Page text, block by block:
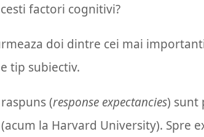
factori cognitivi?
doi dintre cei mai
tip subiectiv.
(response expectancies) sunt
la Harvard University).